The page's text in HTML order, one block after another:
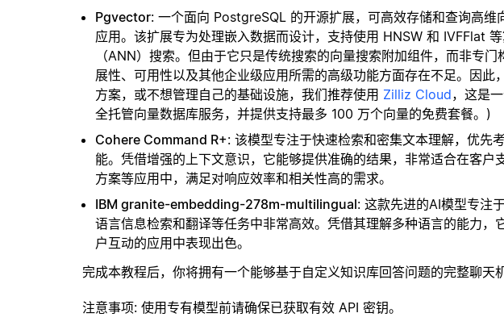
Pgvector: 一个面向 PostgreSQL 的开源扩展，可高效存储和查询高维
应用。该扩展专为处理嵌入数据而设计，支持使用 HNSW 和 IVFFlat
（ANN）搜索。但由于它只是传统搜索的向量搜索附加组件，而非专
展性、可用性以及其他企业级应用所需的高级功能方面存在不足。因此
方案，或不想管理自己的基础设施，我们推荐使用 Zilliz Cloud，这是
全托管向量数据库服务，并提供支持最多 100 万个向量的免费套餐。)
Cohere Command R+: 该模型专注于快速检索和密集文本理解，优先
能。凭借增强的上下文意识，它能够提供准确的结果，非常适合在客户
方案等应用中，满足对响应效率和相关性高的需求。
IBM granite-embedding-278m-multilingual: 这款先进的AI模型专注
语言信息检索和翻译等任务中非常高效。凭借其理解多种语言的能力，
户互动的应用中表现出色。
完成本教程后，你将拥有一个能够基于自定义知识库回答问题的完整聊天
注意事项: 使用专有模型前请确保已获取有效 API 密钥。